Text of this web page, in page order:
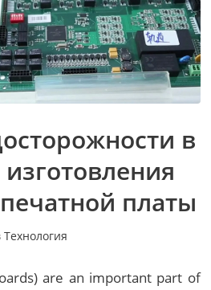
в
платы
Технология
are an important part of